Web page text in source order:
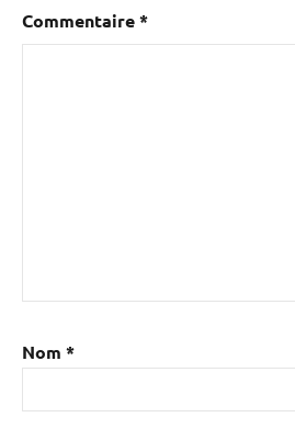
Commentaire*
Nom *